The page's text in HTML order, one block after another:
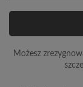
Możesz